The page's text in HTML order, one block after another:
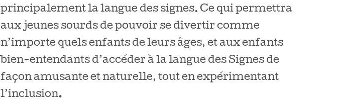
principalement la langue des signes. Ce qui permettra
aux jeunes sourds de pouvoir se divertir comme
n’importe quels enfants de leurs âges, et aux enfants
bien-entendants d’accéder à la langue des Signes de
façon amusante et naturelle, tout en expérimentant
l’inclusion.